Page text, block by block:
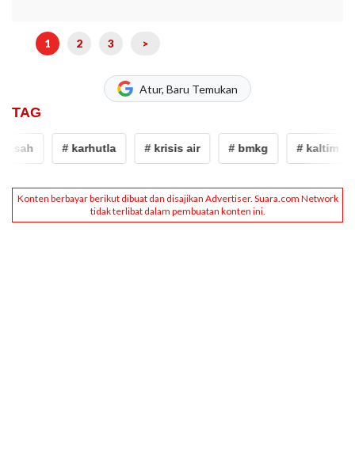
1 2 3 >
Atur, Baru Temukan
TAG
# karhutla # krisis air # bmkg # kaltim